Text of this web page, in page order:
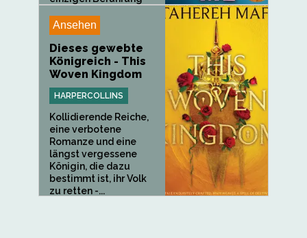
Ansehen
Dieses gewebte
Königreich - This
Woven Kingdom
HARPERCOLLINS
Kollidierende Reiche,
eine verbotene
Romanze und eine
längst vergessene
Königin, die dazu
bestimmt ist, ihr Volk
zu retten -...